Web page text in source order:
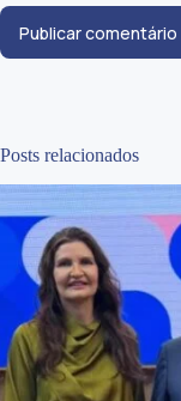
Publicar comentário
Posts relacionados